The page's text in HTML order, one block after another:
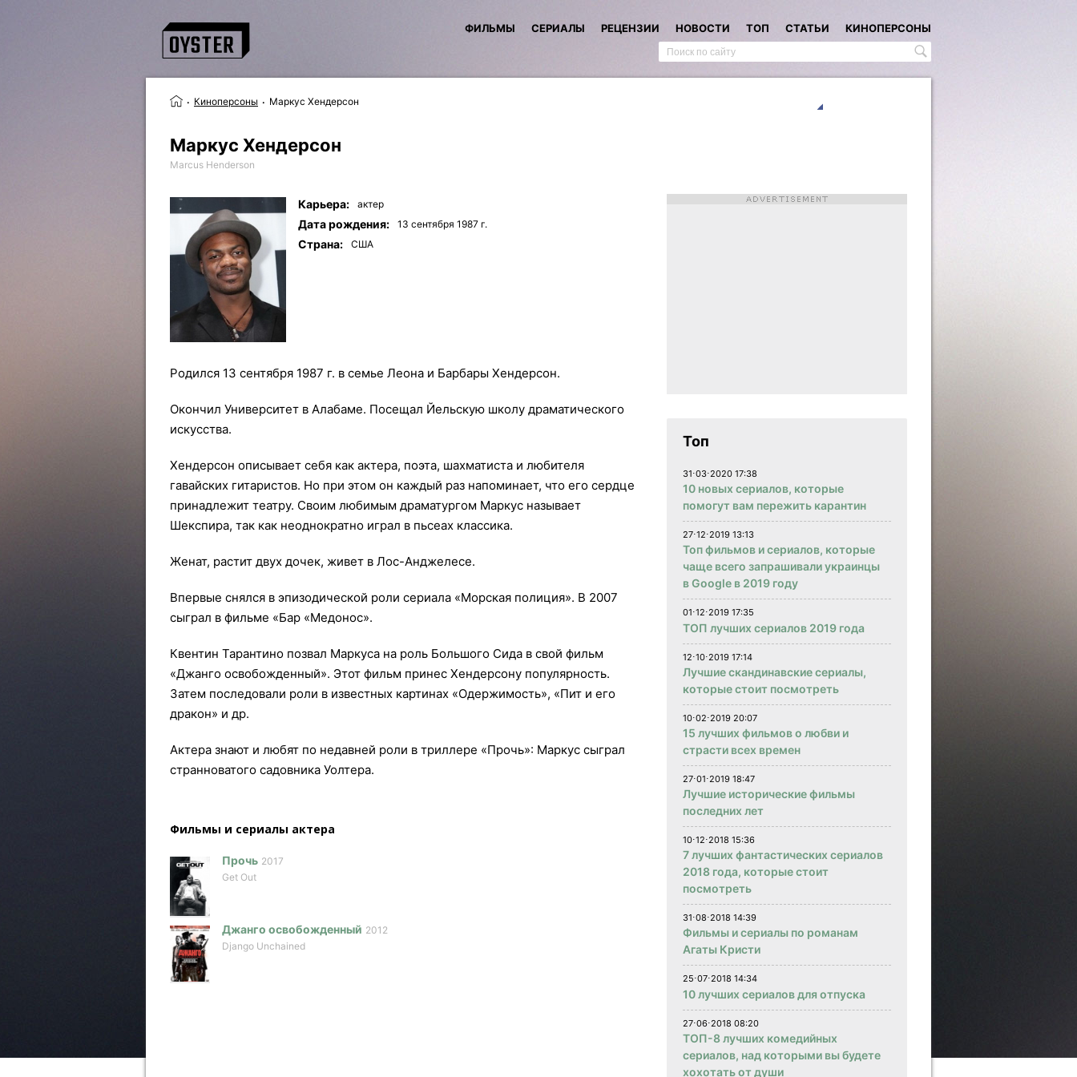
ФИЛЬМЫ СЕРИАЛЫ РЕЦЕНЗИИ НОВОСТИ ТОП СТАТЬИ КИНОПЕРСОНЫ
Киноперсоны Маркус Хендерсон
Маркус Хендерсон
Marcus Henderson
Карьера: актер
Дата рождения: 13 сентября 1987 г.
Страна: США
Родился 13 сентября 1987 г. в семье Леона и Барбары Хендерсон.
Окончил Университет в Алабаме. Посещал Йельскую школу драматического
искусства.
Хендерсон описывает себя как актера, поэта, шахматиста и любителя
гавайских гитаристов. Но при этом он каждый раз напоминает, что его сердце
принадлежит театру. Своим любимым драматургом Маркус называет
Шекспира, так как неоднократно играл в пьсеах классика.
Женат, растит двух дочек, живет в Лос-Анджелесе.
Впервые снялся в эпизодической роли сериала «Морская полиция». В 2007
сыграл в фильме «Бар «Медонос».
Квентин Тарантино позвал Маркуса на роль Большого Сида в свой фильм
«Джанго освобожденный». Этот фильм принес Хендерсону популярность.
Затем последовали роли в известных картинах «Одержимость», «Пит и его
дракон» и др.
Актера знают и любят по недавней роли в триллере «Прочь»: Маркус сыграл
странноватого садовника Уолтера.
Фильмы и сериалы актера
Прочь 2017
Get Out
Джанго освобожденный 2012
Django Unchained
Топ
31⋅03⋅2020 17:38
10 новых сериалов, которые
помогут вам пережить карантин
27⋅12⋅2019 13:13
Топ фильмов и сериалов, которые
чаще всего запрашивали украинцы
в Google в 2019 году
01⋅12⋅2019 17:35
ТОП лучших сериалов 2019 года
12⋅10⋅2019 17:14
Лучшие скандинавские сериалы,
которые стоит посмотреть
10⋅02⋅2019 20:07
15 лучших фильмов о любви и
страсти всех времен
27⋅01⋅2019 18:47
Лучшие исторические фильмы
последних лет
10⋅12⋅2018 15:36
7 лучших фантастических сериалов
2018 года, которые стоит
посмотреть
31⋅08⋅2018 14:39
Фильмы и сериалы по романам
Агаты Кристи
25⋅07⋅2018 14:34
10 лучших сериалов для отпуска
27⋅06⋅2018 08:20
ТОП-8 лучших комедийных
сериалов, над которыми вы будете
хохотать от души